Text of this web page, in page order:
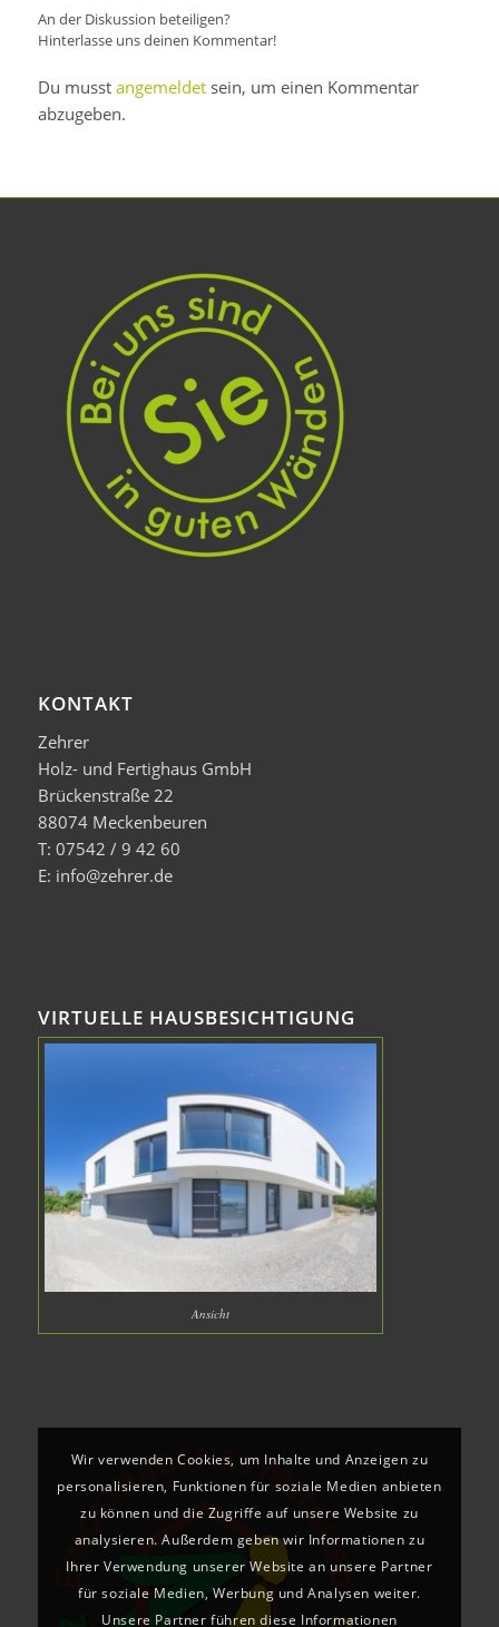
An der Diskussion beteiligen?
Hinterlasse uns deinen Kommentar!
Du musst angemeldetsein, um einen Kommentar
abzugeben.
KONTAKT
Zehrer
Holz- und Fertighaus GmbH
Brückenstraße 22
88074 Meckenbeuren
T: 07542 / 9 42 60
E: info@zehrer.de
VIRTUELLE HAUSBESICHTIGUNG
Ansicht
Wir verwenden Cookies, um Inhalte und Anzeigen zu
personalisieren, Funktionen für soziale Medien anbieten
zu können und die Zugriffe auf unsere Website zu
analysieren. Außerdem geben wir Informationen zu
Ihrer Verwendung unserer Website an unsere Partner
für soziale Medien, Werbung und Analysen weiter.
Unsere Partner führen diese Informationen